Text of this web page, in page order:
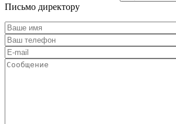
Письмо директору